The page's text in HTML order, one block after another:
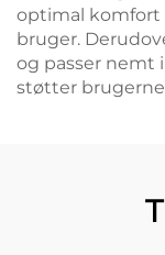
optimal komfort
bruger.
og passer nemt
støtter